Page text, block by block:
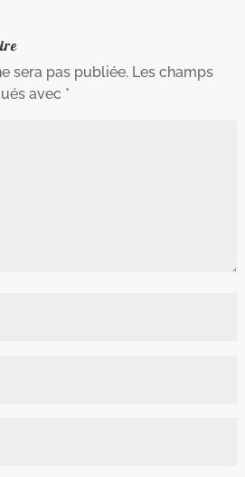
sera pas publiée. Les champs
avec *